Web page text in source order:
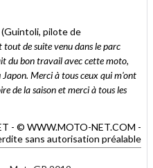
(Guintoli, pilote de
tout de suite venu dans le parc
du bon travail avec cette moto,
Merci à tous ceux qui m'ont
de la saison et merci à tous les
- © WWW.MOTO-NET.COM -
sans autorisation préalable